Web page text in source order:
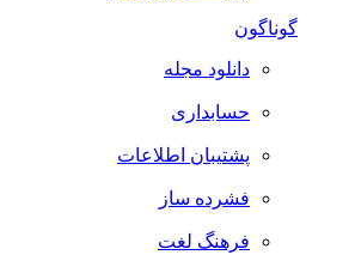
گوناگون
دانلود مجله
حسابداری
پشتیبان اطلاعات
فشرده ساز
فرهنگ لغت